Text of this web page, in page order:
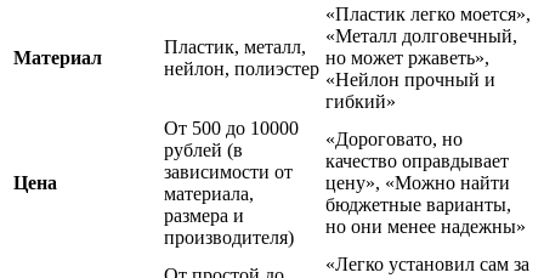
Материал
Пластик, металл,
нейлон, полиэстер
«Пластик легко моется»,
«Металл долговечный,
но может ржаветь»,
«Нейлон прочный и
гибкий»
Цена
От 500 до 10000
рублей (в
зависимости от
материала,
размера и
производителя)
«Дороговато, но
качество оправдывает
цену», «Можно найти
бюджетные варианты,
но они менее надежны»
«Легко установил сам за